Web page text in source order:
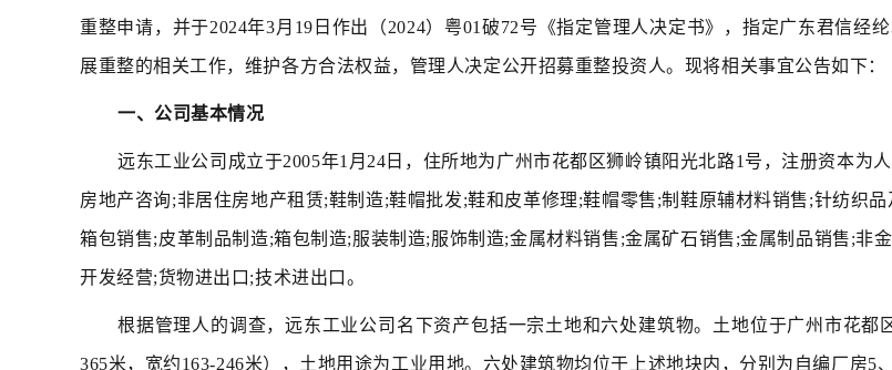
重整申请，并于2024年3月19日作出（2024）粤01破72号《指定管理人决定书》，指定广东君信
展重整的相关工作，维护各方合法权益，管理人决定公开招募重整投资人。现将相关事宜公告如下：
一、公司基本情况
远东工业公司成立于2005年1月24日，住所地为广州市花都区狮岭镇阳光北路1号，注册资本为
房地产咨询;非居住房地产租赁;鞋制造;鞋帽批发;鞋和皮革修理;鞋帽零售;制鞋原辅材料销售;针纺织
箱包销售;皮革制品制造;箱包制造;服装制造;服饰制造;金属材料销售;金属矿石销售;金属制品销售;非
开发经营;货物进出口;技术进出口。
根据管理人的调查，远东工业公司名下资产包括一宗土地和六处建筑物。土地位于广州市花都
365米，宽约163-246米），土地用途为工业用地。六处建筑物均位于上述地块内，分别为自编厂房5